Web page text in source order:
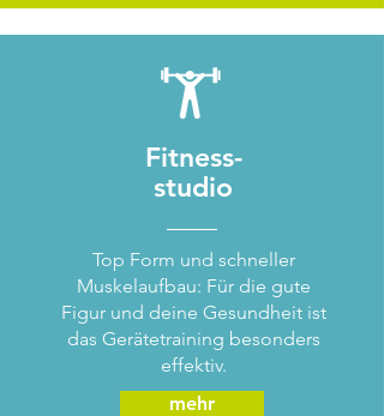
Fitness-
studio
Top Form und schneller
Muskelaufbau: Für die gute
Figur und deine Gesundheit ist
das Gerätetraining besonders
effektiv.
mehr